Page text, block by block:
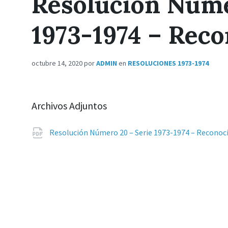
1973-1974 –
octubre 14, 2020porADMIN en RESOLUCIONES 1973-1974
Archivos Adjuntos
Resolución Número 20 – Serie 1973-1974 –